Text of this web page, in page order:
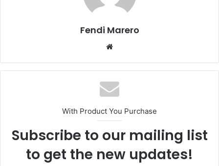
Fendi Marero
With Product You Purchase
Subscribe to our mailing list
to get the new updates!